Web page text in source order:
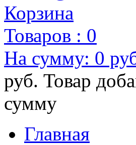
Корзина
Товаров : 0
На сумму: 0
руб. Товар
сумму
Главная